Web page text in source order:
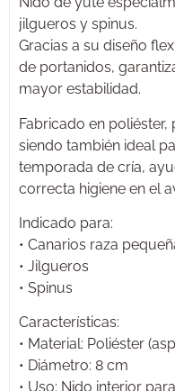
jilgueros y spinus.
Gracias a su diseño
de portanidos,
mayor estabilidad.
Fabricado en
siendo también ideal
temporada de cría,
correcta higiene en el
Indicado para:
• Canarios raza
• Jilgueros
• Spinus
Características:
• Material: Poliéster
• Diámetro: 8 cm
• Uso: Nido interior